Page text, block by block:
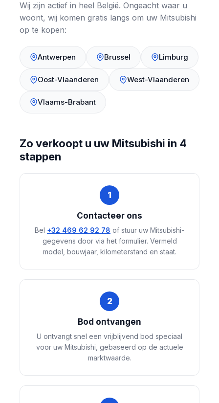
Wij zijn actief in heel België. Ongeacht waar u
woont, wij komen gratis langs om uw Mitsubishi
op te kopen:
Antwerpen Brussel Limburg
Oost-Vlaanderen West-Vlaanderen
Vlaams-Brabant
Zo verkoopt u uw Mitsubishi in 4
stappen
1
Contacteer ons
Bel +32 469 62 92 78 of stuur uw Mitsubishi-
gegevens door via het formulier. Vermeld
model, bouwjaar, kilometerstand en staat.
2
Bod ontvangen
U ontvangt snel een vrijblijvend bod speciaal
voor uw Mitsubishi, gebaseerd op de actuele
marktwaarde.